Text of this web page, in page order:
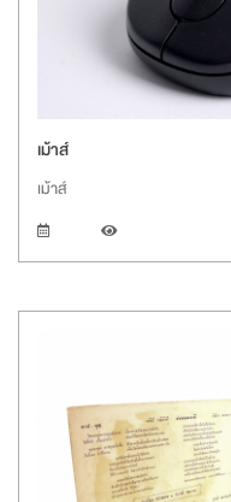
เม้าส์
เม้าส์